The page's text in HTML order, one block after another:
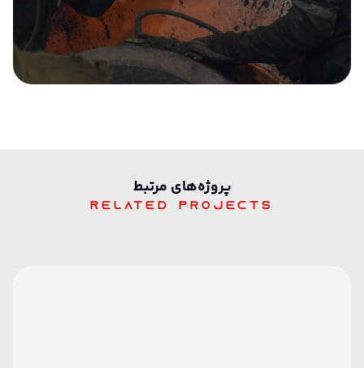
پرو‌ژه‌های مرتبط
Related projects